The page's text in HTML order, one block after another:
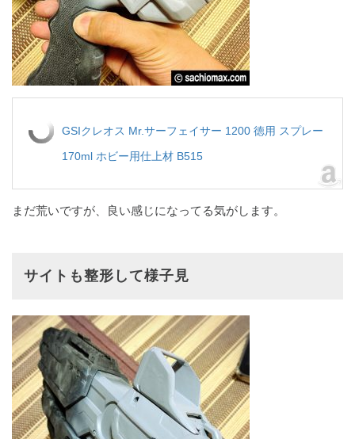
GSIクレオス Mr.サーフェイサー 1200 徳用 スプレー
170ml ホビー用仕上材 B515
まだ荒いですが、良い感じになってる気がします。
サイトも整形して様子見